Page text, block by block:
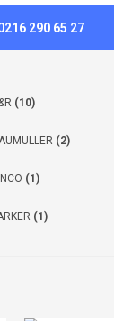
290 65 27
(10)
(2)
(1)
(1)